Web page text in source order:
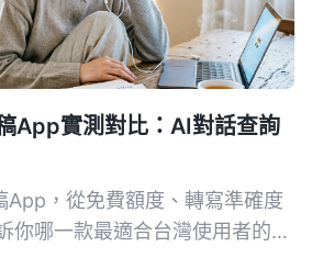
App實測對比：AI對話查詢
App，從免費額度、轉寫準確度
你哪一款最適合台灣使用者的會